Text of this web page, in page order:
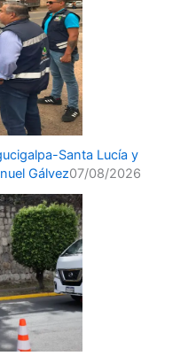
Santa Lucía y
Gálvez07/08/2026